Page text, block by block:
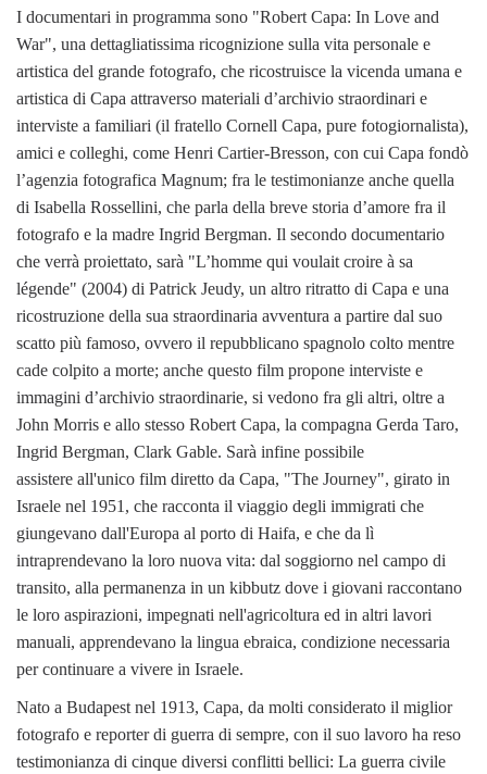
I documentari in programma sono "Robert Capa: In Love and
War", una dettagliatissima ricognizione sulla vita personale e
artistica del grande fotografo, che ricostruisce la vicenda umana e
artistica di Capa attraverso materiali d’archivio straordinari e
interviste a familiari (il fratello Cornell Capa, pure fotogiornalista),
amici e colleghi, come Henri Cartier-Bresson, con cui Capa fondò
l’agenzia fotografica Magnum; fra le testimonianze anche quella
di Isabella Rossellini, che parla della breve storia d’amore fra il
fotografo e la madre Ingrid Bergman. Il secondo documentario
che verrà proiettato, sarà "L’homme qui voulait croire à sa
légende" (2004) di Patrick Jeudy, un altro ritratto di Capa e una
ricostruzione della sua straordinaria avventura a partire dal suo
scatto più famoso, ovvero il repubblicano spagnolo colto mentre
cade colpito a morte; anche questo film propone interviste e
immagini d’archivio straordinarie, si vedono fra gli altri, oltre a
John Morris e allo stesso Robert Capa, la compagna Gerda Taro,
Ingrid Bergman, Clark Gable. Sarà infine possibile
assistere all'unico film diretto da Capa, "The Journey", girato in
Israele nel 1951, che racconta il viaggio degli immigrati che
giungevano dall'Europa al porto di Haifa, e che da lì
intraprendevano la loro nuova vita: dal soggiorno nel campo di
transito, alla permanenza in un kibbutz dove i giovani raccontano
le loro aspirazioni, impegnati nell'agricoltura ed in altri lavori
manuali, apprendevano la lingua ebraica, condizione necessaria
per continuare a vivere in Israele.
Nato a Budapest nel 1913, Capa, da molti considerato il miglior
fotografo e reporter di guerra di sempre, con il suo lavoro ha reso
testimonianza di cinque diversi conflitti bellici: La guerra civile